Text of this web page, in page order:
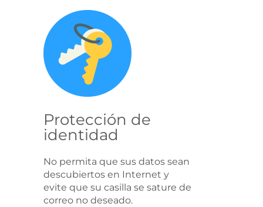
Protección de
identidad
No permita que sus datos sean
descubiertos en Internet y
evite que su casilla se sature de
correo no deseado.